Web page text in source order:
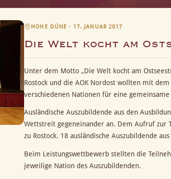
HOHE DÜNE · 17. JANUAR 2017
Die Welt kocht am
Unter dem Motto „Die Welt kocht am
Rostock und die AOK Nordost wollten mit
verschiedenen Nationen für eine
Ausländische Auszubildende aus den
Wettstreit gegeneinander an. Dem Aufruf zur
zu Rostock. 18 ausländische Auszubildende
Beim Leistungswettbewerb stellten die
jeweilige Nation des Auszubildenden.